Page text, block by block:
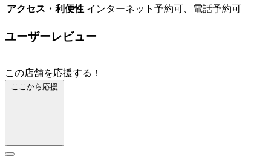
アクセス・利便性 インターネット予約可、電話予約可
ユーザーレビュー
この店舗を応援する！
ここから応援